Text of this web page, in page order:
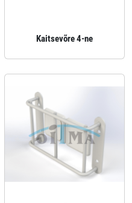
Kaitsevõre 4-ne